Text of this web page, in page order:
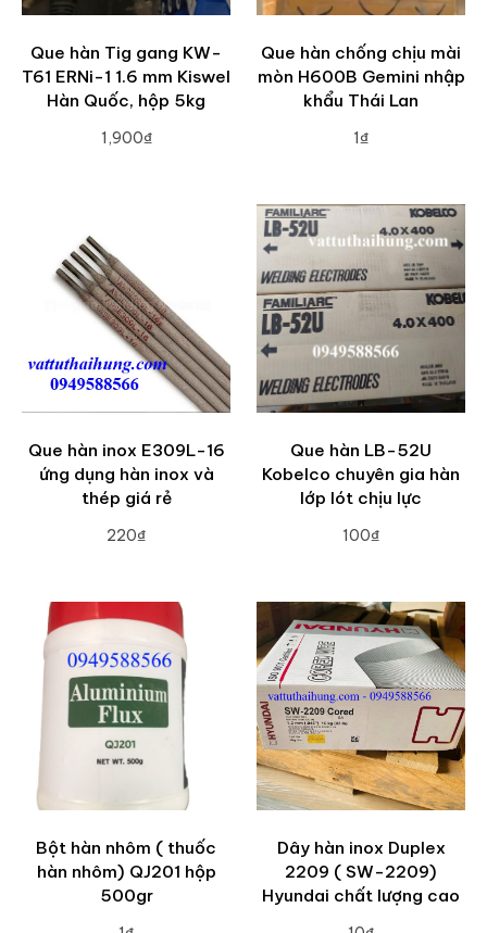
Que hàn Tig gang KW-
T61 ERNi-1 1.6 mm Kiswel
Hàn Quốc, hộp 5kg
1,900₫
Que hàn chống chịu mài
mòn H600B Gemini nhập
khẩu Thái Lan
1₫
Que hàn inox E309L-16
ứng dụng hàn inox và
thép giá rẻ
220₫
Que hàn LB-52U
Kobelco chuyên gia hàn
lớp lót chịu lực
100₫
Bột hàn nhôm ( thuốc
hàn nhôm) QJ201 hộp
500gr
Dây hàn inox Duplex
2209 ( SW-2209)
Hyundai chất lượng cao